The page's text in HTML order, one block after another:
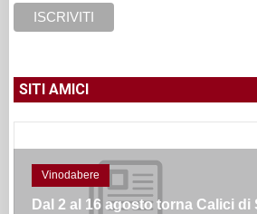
SITI AMICI
Vinodabere
Dal 2 al 16 agosto torna Calici di